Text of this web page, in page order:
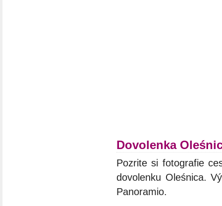
Dovolenka
Pozrite si fotografie
dovolenku Oleśnica.
Panoramio.